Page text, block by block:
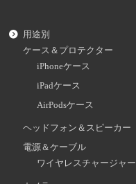
用途別
ケース＆プロテクター
iPhoneケース
iPadケース
AirPodsケース
ヘッドフォン＆スピーカー
電源＆ケーブル
ワイヤレスチャージャー